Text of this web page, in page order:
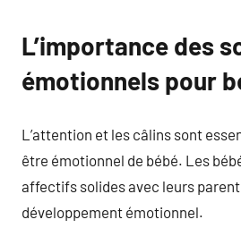
L’importance des
émotionnels pour
L’attention et les câlins sont
être émotionnel de bébé. Les
affectifs solides avec leurs
développement émotionnel.